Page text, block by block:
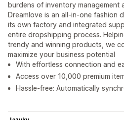
burdens of inventory management
Dreamlove is an all-in-one fashion
its own factory and integrated
entire dropshipping process.
trendy and winning products, we
maximize your business potential
With effortless connection and
Access over 10,000 premium
Hassle-free: Automatically